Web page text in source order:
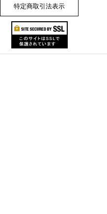
特定商取引法表示